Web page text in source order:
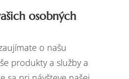
osobných
o našu
produkty a služby a